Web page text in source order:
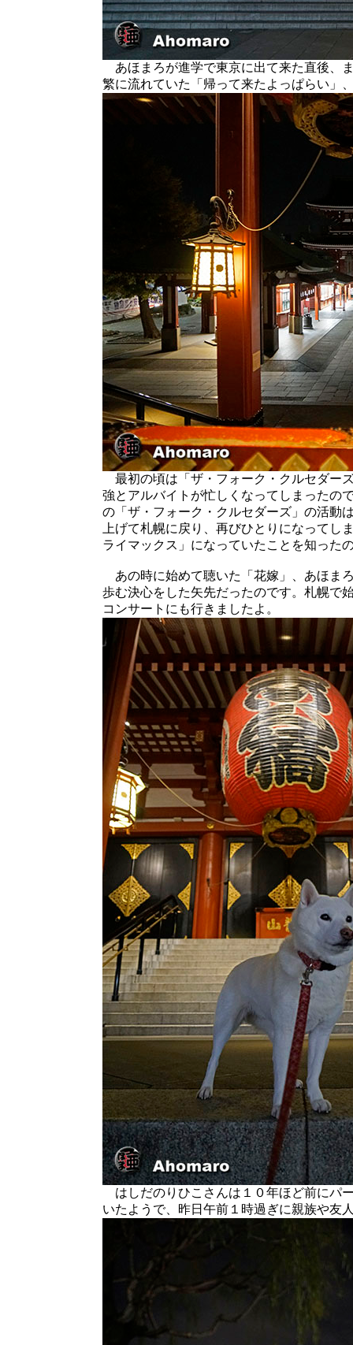
あほまろが進学で東京に出て来た直後、
繁に流れていた「帰って来たよっぱらい」
最初の頃は「ザ・フォーク・クルセダー
強とアルバイトが忙しくなってしまったの
の「ザ・フォーク・クルセダーズ」の活動
上げて札幌に戻り、再びひとりになって
ライマックス」になっていたことを知った
あの時に始めて聴いた「花嫁」、あほま
歩む決心をした矢先だったのです。札幌で
コンサートにも行きましたよ。
はしだのりひこさんは１０年ほど前にパ
いたようで、昨日午前１時過ぎに親族や友